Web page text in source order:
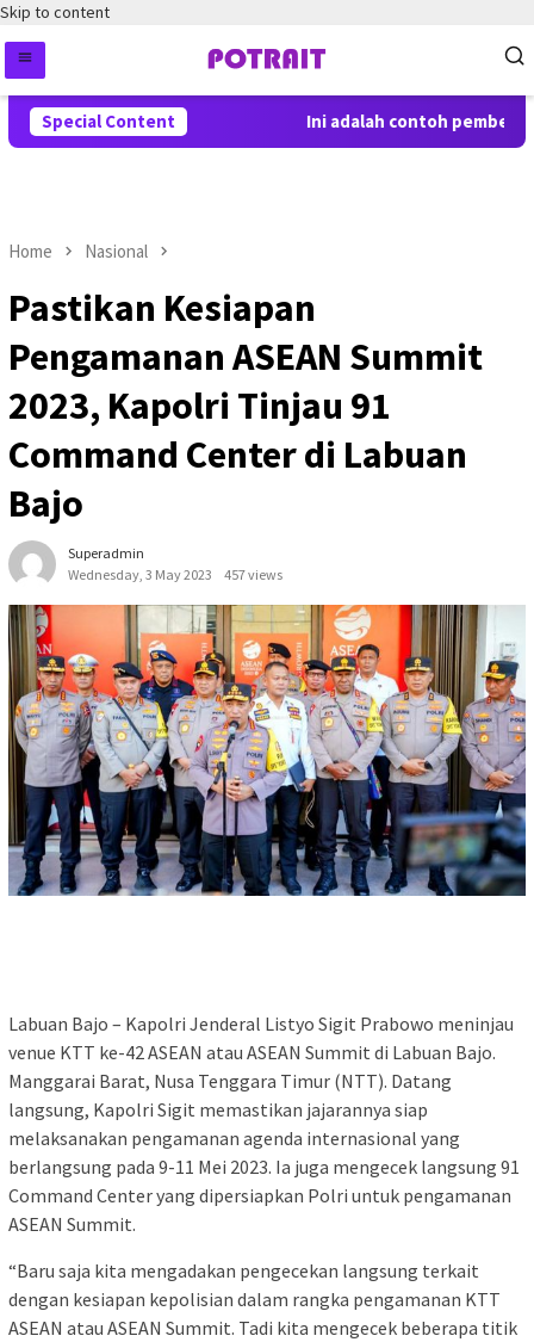
Skip to content
Special Content Ini adalah contoh
Home Nasional
Pastikan Kesiapan
Pengamanan ASEAN Summit
2023, Kapolri Tinjau 91
Command Center di Labuan
Bajo
Superadmin
Wednesday, 3 May 2023
457 views
Labuan Bajo – Kapolri Jenderal Listyo Sigit Prabowo meninjau
venue KTT ke-42 ASEAN atau ASEAN Summit di Labuan Bajo.
Manggarai Barat, Nusa Tenggara Timur (NTT). Datang
langsung, Kapolri Sigit memastikan jajarannya siap
melaksanakan pengamanan agenda internasional yang
berlangsung pada 9-11 Mei 2023. Ia juga mengecek langsung 91
Command Center yang dipersiapkan Polri untuk pengamanan
ASEAN Summit.
“Baru saja kita mengadakan pengecekan langsung terkait
dengan kesiapan kepolisian dalam rangka pengamanan KTT
ASEAN atau ASEAN Summit. Tadi kita mengecek beberapa titik